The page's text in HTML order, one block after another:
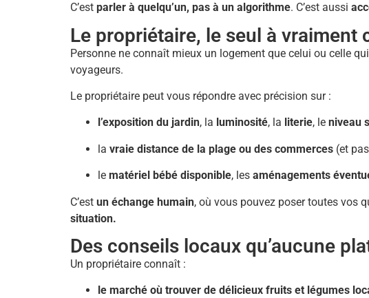
C’est parler à quelqu’un, pas à un algorithme. C’est aussi
Le propriétaire, le seul à vraiment
Personne ne connaît mieux un logement que celui ou celle
voyageurs.
Le propriétaire peut vous répondre avec précision sur :
l’exposition du jardin, la luminosité, la literie, le niveau
la vraie distance de la plage ou des commerces (et
le matériel bébé disponible, les aménagements
C’est un échange humain, où vous pouvez poser toutes vos
situation.
Des conseils locaux qu’aucune
Un propriétaire connaît :
le marché où trouver de délicieux fruits et légumes